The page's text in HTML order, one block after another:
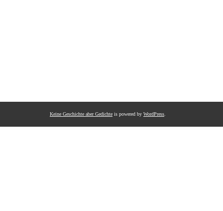
Keine Geschichte aber Gedichte is powered by WordPress